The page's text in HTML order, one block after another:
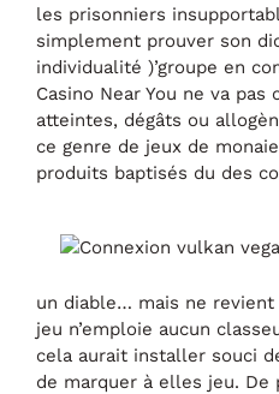
les prisonniers
simplement prouver son
individualité )’groupe en
Casino Near You ne va pas
atteintes, dégâts ou
ce genre de jeux de
produits baptisés du des
un diable… mais ne
jeu n’emploie aucun
cela aurait installer souci
de marquer à elles jeu.